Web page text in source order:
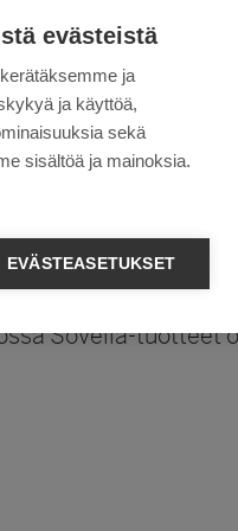
voittaa Sovella-
ollaan yhteydessä
Suomen
tunnelmaa
Sovella-tuotteet
evästeistä
ja
ja käyttöä,
sekä
sisältöä ja mainoksia.
EVÄSTEASETUKSET